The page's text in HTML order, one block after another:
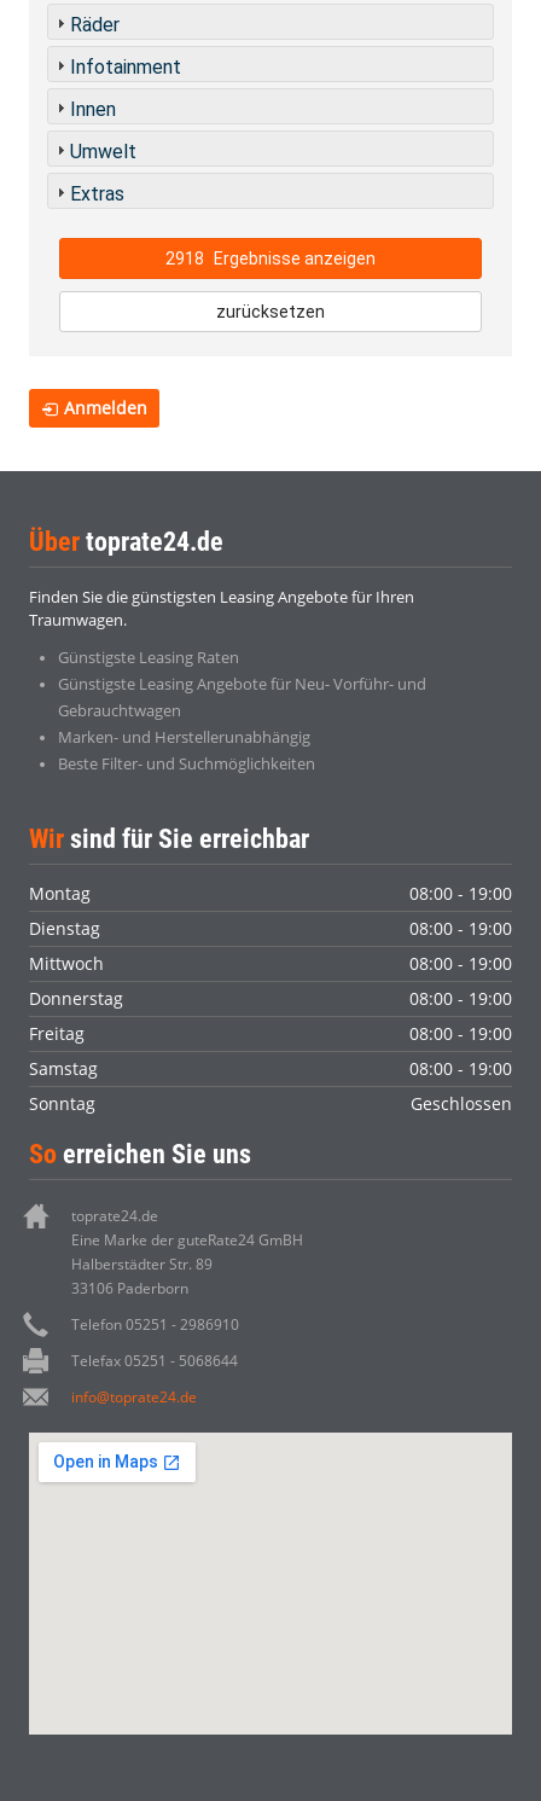
Räder
Infotainment
Innen
Umwelt
Extras
2918 Ergebnisse anzeigen
zurücksetzen
Anmelden
Über toprate24.de
Finden Sie die günstigsten Leasing Angebote für Ihren
Traumwagen.
Günstigste Leasing Raten
Günstigste Leasing Angebote für Neu- Vorführ- und
Gebrauchtwagen
Marken- und Herstellerunabhängig
Beste Filter- und Suchmöglichkeiten
Wir sind für Sie erreichbar
Montag
08:00 - 19:00
Dienstag
08:00 - 19:00
Mittwoch
08:00 - 19:00
Donnerstag
08:00 - 19:00
Freitag
08:00 - 19:00
Samstag
08:00 - 19:00
Sonntag
Geschlossen
So erreichen Sie uns
toprate24.de
Eine Marke der guteRate24 GmBH
Halberstädter Str. 89
33106 Paderborn
Telefon 05251 - 2986910
Telefax 05251 - 5068644
info@toprate24.de